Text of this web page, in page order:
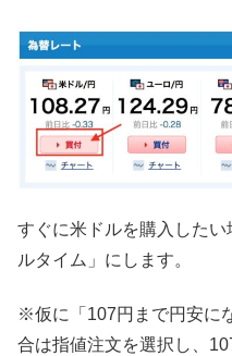
すぐに米ドルを購入した
ルタイム」にします。
※仮に「107円まで円安に
合は指値注文を選択し、